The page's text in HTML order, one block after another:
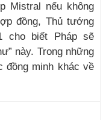
Mistral nếu không
đồng, Thủ tướng
cho biết Pháp sẽ
này. Trong những
đồng minh khác về